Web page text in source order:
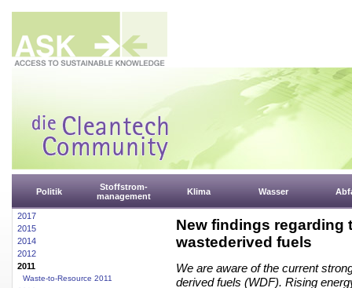
Politik
Stoffstrom-
management
Klima Wasser
2017
2015
2014
2012
2011
Waste-to-Resource 2011
New findings regarding
wastederived fuels
We are aware of the current
derived fuels (WDF). Rising